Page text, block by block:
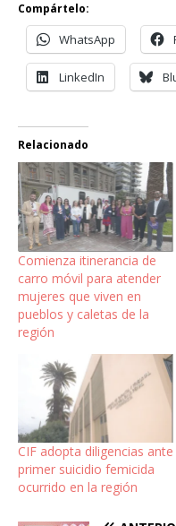
Compártelo:
WhatsApp
LinkedIn
Relacionado
Comienza itinerancia de
carro móvil para atender
mujeres que viven en
pueblos y caletas de la
región
CIF adopta diligencias ante
primer suicidio femicida
ocurrido en la región